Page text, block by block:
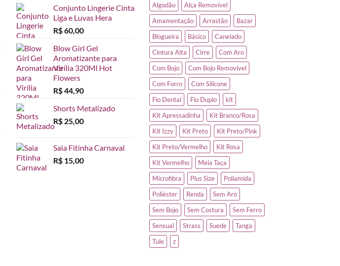
Conjunto Lingerie Cinta
Liga e Luvas Hera
R$60,00
Blow Girl Gel
Aromatizante para
Virília 320Ml Hot
Flowers
R$44,90
Shorts Metalizado
R$ 25,00
Saia Fitinha Carnaval
R$ 15,00
Algodão
Alça Removível
Amamentação
Arrastão
Bazar
Blogueira
Básico
Canelado
Cintura Alta
Cirre
Com Aro
Com Bojo
Com Bojo Removível
Com Forro
Com Silicone
Fio Dental
Fio Duplo
kit
Kit Apressadinha
Kit Branco/Rosa
Kit Izzy
Kit Preto
Kit Preto/Pink
Kit Preto/Vermelho
Kit Rosa
Kit Vermelho
Meia Taça
Microfibra
Plus Size
Poliamida
Poliéster
Renda
Sem Aro
Sem Bojo
Sem Costura
Sem Ferro
Sensual
Strass Suede
Tanga
Tule
z